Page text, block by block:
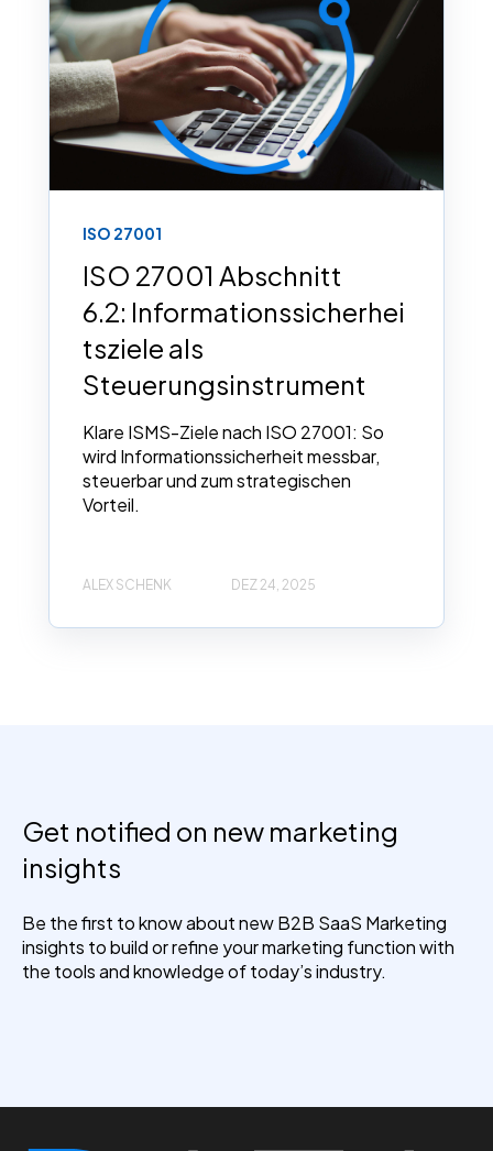
ISO 27001
ISO 27001 Abschnitt
6.2: Informationssicherhei
tsziele als
Steuerungsinstrument
Klare ISMS-Ziele nach ISO 27001: So
wird Informationssicherheit messbar,
steuerbar und zum strategischen
Vorteil.
ALEX SCHENK DEZ 24, 2025
Get notified on new marketing
insights
Be the first to know about new B2B SaaS Marketing
insights to build or refine your marketing function with
the tools and knowledge of today’s industry.